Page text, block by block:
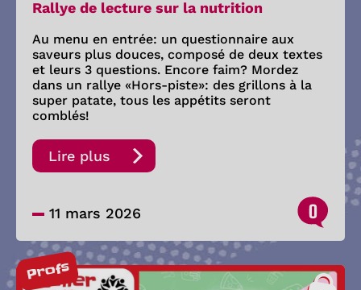
Rallye de lecture sur la nutrition
Au menu en entrée: un questionnaire aux
saveurs plus douces, composé de deux textes
et leurs 3 questions. Encore faim? Mordez
dans un rallye «Hors-piste»: des grillons à la
super patate, tous les appétits seront
comblés!
Lire plus
11 mars 2026 0
Profs